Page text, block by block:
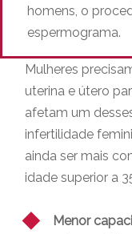
homens, o
espermograma.
Mulheres
uterina e útero
afetam um
infertilidade
ainda ser mais
idade superior a
Menor